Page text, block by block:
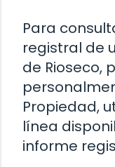
Para
registral de
de Rioseco,
Propiedad,
línea
informe